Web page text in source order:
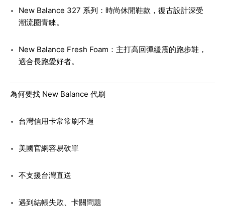
New Balance 327 系列 ：時尚休閒鞋款，復古設計深受
潮流圈青睞。
New Balance Fresh Foam ：主打高回彈緩震的跑步鞋，
適合長跑愛好者。
為何要找 New Balance 代刷
台灣信用卡常常刷不過
美國官網容易砍單
不支援台灣直送
遇到結帳失敗、卡關問題